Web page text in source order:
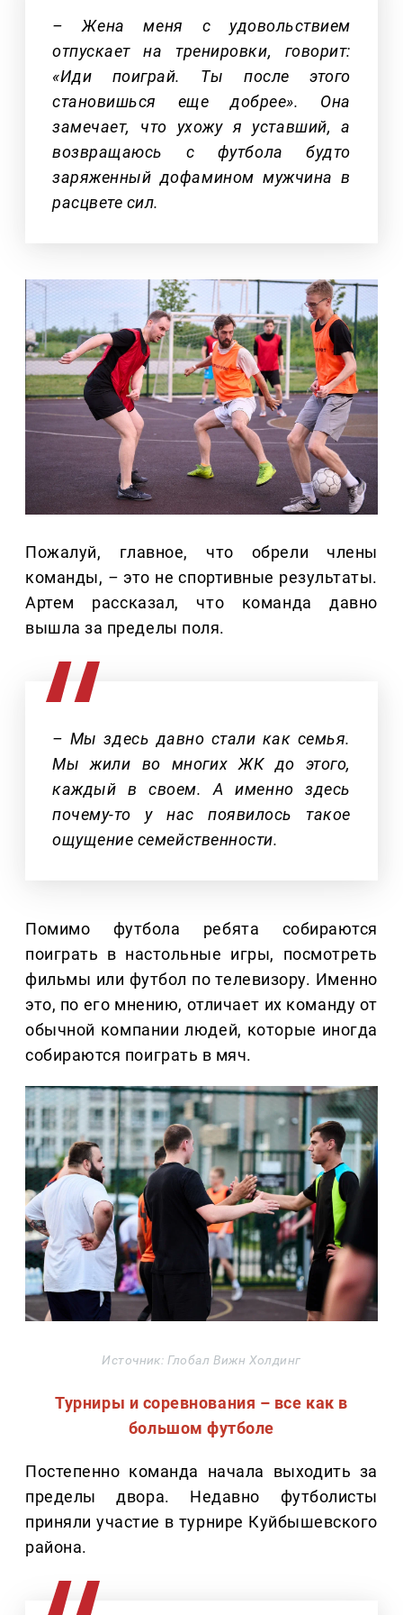
– Жена меня с удовольствием
отпускает на тренировки, говорит:
«Иди поиграй. Ты после этого
становишься еще добрее». Она
замечает, что ухожу я уставший, а
возвращаюсь с футбола будто
заряженный дофамином мужчина в
расцвете сил.
Пожалуй, главное, что обрели члены
команды, – это не спортивные результаты.
Артем рассказал, что команда давно
вышла за пределы поля.
– Мы здесь давно стали как семья.
Мы жили во многих ЖК до этого,
каждый в своем. А именно здесь
почему-то у нас появилось такое
ощущение семейственности.
Помимо футбола ребята собираются
поиграть в настольные игры, посмотреть
фильмы или футбол по телевизору. Именно
это, по его мнению, отличает их команду от
обычной компании людей, которые иногда
собираются поиграть в мяч.
Источник: Глобал Вижн Холдинг
Турниры и соревнования – все как в
большом футболе
Постепенно команда начала выходить за
пределы двора. Недавно футболисты
приняли участие в турнире Куйбышевского
района.